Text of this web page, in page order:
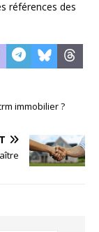
références des
immobilier ?